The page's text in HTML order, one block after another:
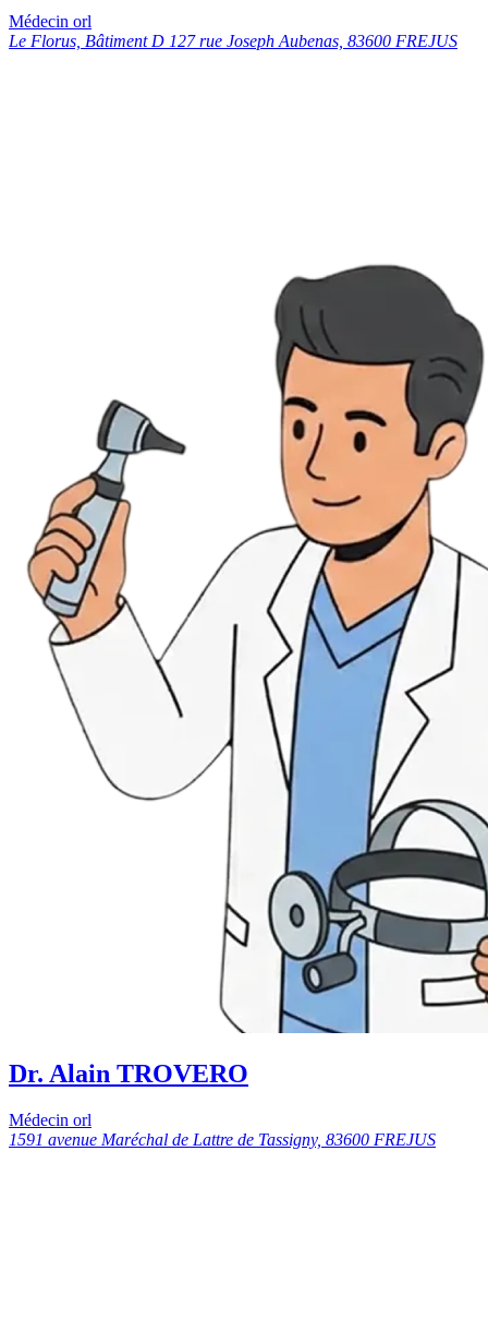
Médecin orl
Le Florus, Bâtiment D 127 rue Joseph Aubenas, 83600 FREJUS
Dr. Alain TROVERO
Médecin orl
1591 avenue Maréchal de Lattre de Tassigny, 83600 FREJUS